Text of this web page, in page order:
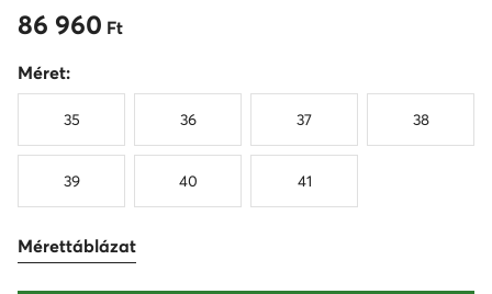
86 960 Ft
86 960 Ft
Méret:
35 36 37 38
39 40 41
Mérettáblázat